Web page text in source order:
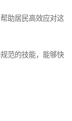
助居民高效应对这
范的技能，能够快